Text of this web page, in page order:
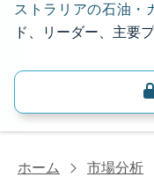
ストラリアの石油・
ド、リーダー、主要
ホーム 市場分析